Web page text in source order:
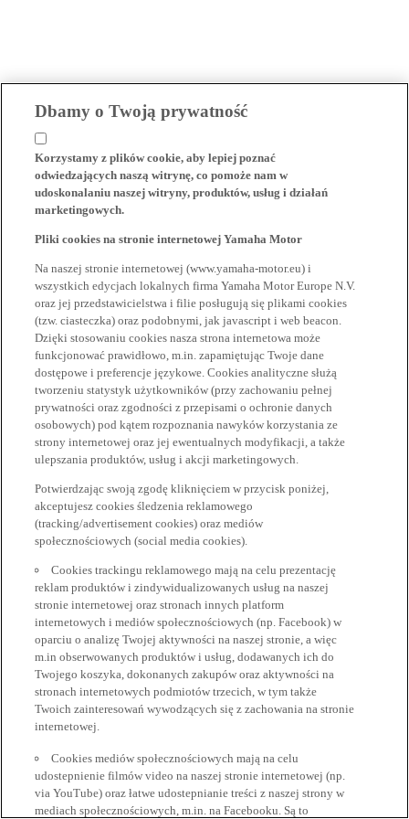
Dbamy o Twoją prywatność
Korzystamy z plików cookie, aby lepiej poznać
odwiedzających naszą witrynę, co pomoże nam w
udoskonalaniu naszej witryny, produktów, usług i działań
marketingowych.
Pliki cookies na stronie internetowej Yamaha Motor
Na naszej stronie internetowej (www.yamaha-motor.eu) i
wszystkich edycjach lokalnych firma Yamaha Motor Europe N.V.
oraz jej przedstawicielstwa i filie posługują się plikami cookies
(tzw. ciasteczka) oraz podobnymi, jak javascript i web beacon.
Dzięki stosowaniu cookies nasza strona internetowa może
funkcjonować prawidłowo, m.in. zapamiętując Twoje dane
dostępowe i preferencje językowe. Cookies analityczne służą
tworzeniu statystyk użytkowników (przy zachowaniu pełnej
prywatności oraz zgodności z przepisami o ochronie danych
osobowych) pod kątem rozpoznania nawyków korzystania ze
strony internetowej oraz jej ewentualnych modyfikacji, a także
ulepszania produktów, usług i akcji marketingowych.
Potwierdzając swoją zgodę kliknięciem w przycisk poniżej,
akceptujesz cookies śledzenia reklamowego
(tracking/advertisement cookies) oraz mediów
społecznościowych (social media cookies).
Cookies trackingu reklamowego mają na celu prezentację
reklam produktów i zindywidualizowanych usług na naszej
stronie internetowej oraz stronach innych platform
internetowych i mediów społecznościowych (np. Facebook) w
oparciu o analizę Twojej aktywności na naszej stronie, a więc
m.in obserwowanych produktów i usług, dodawanych ich do
Twojego koszyka, dokonanych zakupów oraz aktywności na
stronach internetowych podmiotów trzecich, w tym także
Twoich zainteresowań wywodzących się z zachowania na stronie
internetowej.
Cookies mediów społecznościowych mają na celu
udostepnienie filmów video na naszej stronie internetowej (np.
via YouTube) oraz łatwe udostepnianie treści z naszej strony w
mediach społecznościowych, m.in. na Facebooku. Są to